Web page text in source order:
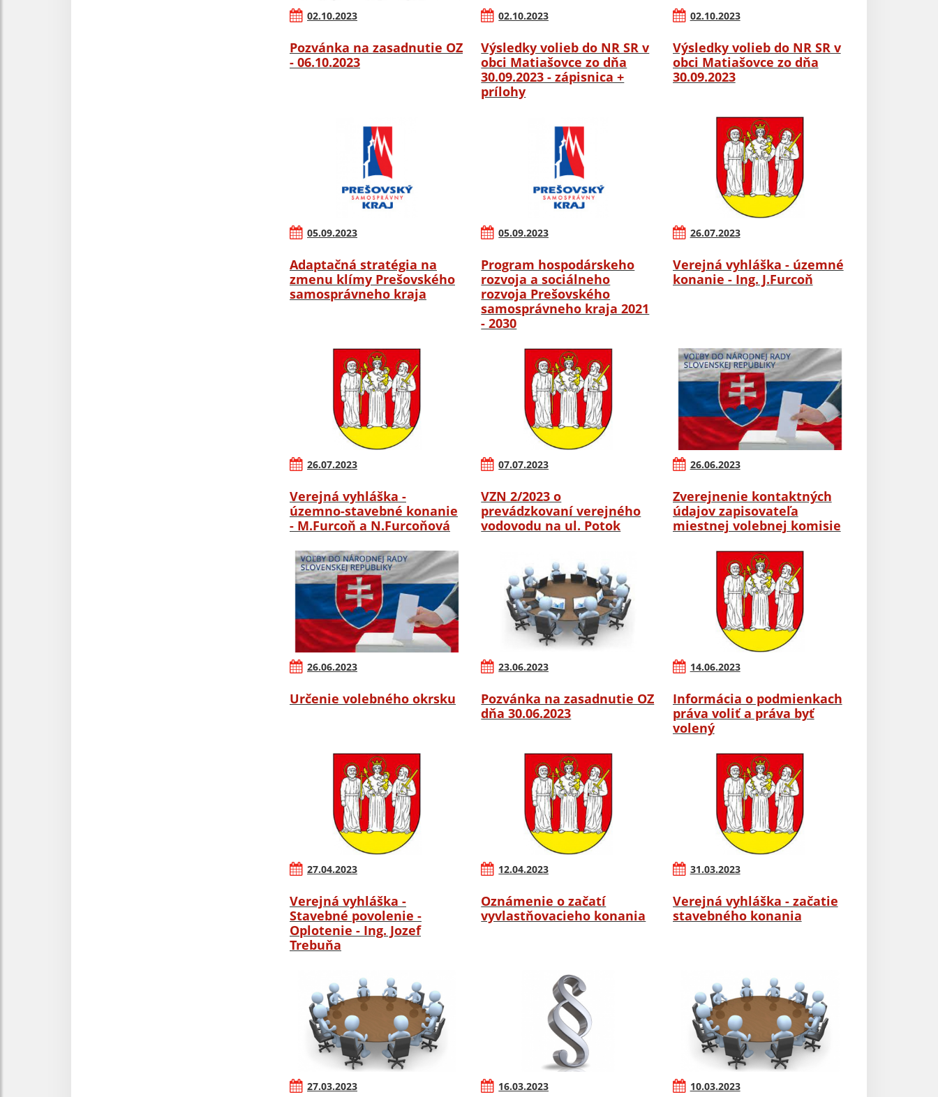
02.10.2023
Pozvánka na zasadnutie OZ
- 06.10.2023
02.10.2023
Výsledky volieb do NR SR v
obci Matiašovce zo dňa
30.09.2023 - zápisnica +
prílohy
02.10.2023
Výsledky volieb do NR SR v
obci Matiašovce zo dňa
30.09.2023
05.09.2023
Adaptačná stratégia na
zmenu klímy Prešovského
samosprávneho kraja
05.09.2023
Program hospodárskeho
rozvoja a sociálneho
rozvoja Prešovského
samosprávneho kraja 2021
- 2030
26.07.2023
Verejná vyhláška - územné
konanie - Ing. J.Furcoň
26.07.2023
Verejná vyhláška -
územno-stavebné konanie
- M.Furcoň a N.Furcoňová
07.07.2023
VZN 2/2023 o
prevádzkovaní verejného
vodovodu na ul. Potok
26.06.2023
Zverejnenie kontaktných
údajov zapisovateľa
miestnej volebnej komisie
26.06.2023
Určenie volebného okrsku
23.06.2023
Pozvánka na zasadnutie OZ
dňa 30.06.2023
14.06.2023
Informácia o podmienkach
práva voliť a práva byť
volený
27.04.2023
Verejná vyhláška -
Stavebné povolenie -
Oplotenie - Ing. Jozef
Trebuňa
12.04.2023
Oznámenie o začatí
vyvlastňovacieho konania
31.03.2023
Verejná vyhláška - začatie
stavebného konania
27.03.2023 16.03.2023 10.03.2023